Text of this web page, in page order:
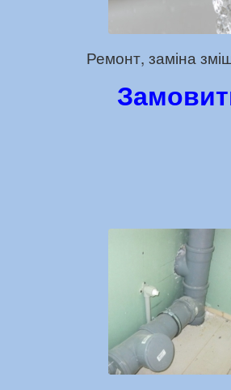
Ремонт, заміна